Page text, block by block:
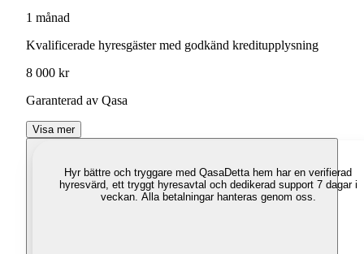
1 månad
Kvalificerade hyresgäster med godkänd kreditupplysning
8 000 kr
Garanterad av Qasa
Visa mer
Hyr bättre och tryggare med QasaDetta hem har en verifierad
hyresvärd, ett tryggt hyresavtal och dedikerad support 7 dagar i
veckan. Alla betalningar hanteras genom oss.